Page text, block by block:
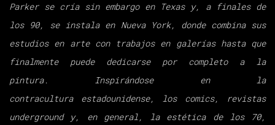
Parker se cría sin embargo en Texas y, a finales de
los 90, se instala en Nueva York, donde combina sus
estudios en arte con trabajos en galerías hasta que
finalmente puede dedicarse por completo a la
pintura. Inspirándose en la
contracultura estadounidense, los comics, revistas
underground y, en general, la estética de los
70,